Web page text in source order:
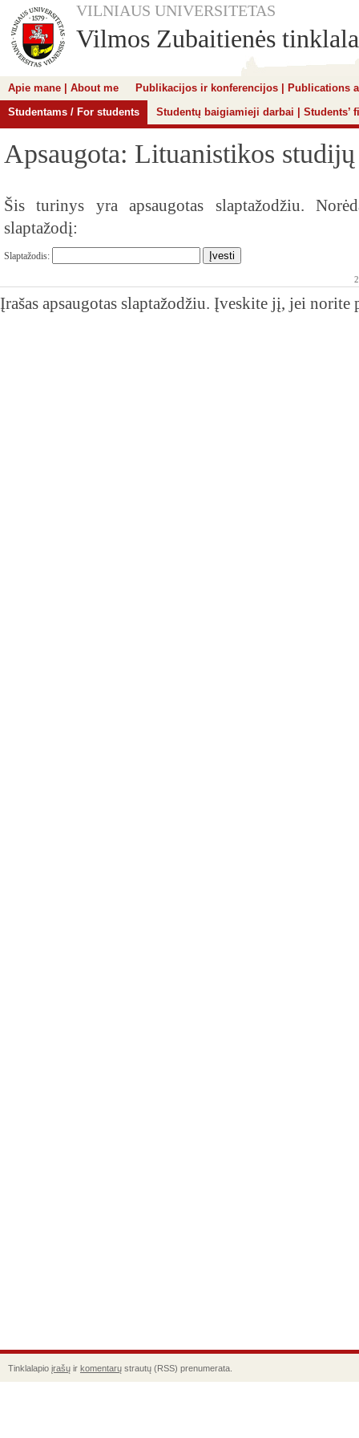
VILNIAUS UNIVERSITETAS
Vilmos Zubaitienės
Apie mane | About me
Publikacijos ir konferencijos | Publications
Studentams / For students
Studentų baigiamieji darbai | Students’
Apsaugota: Lituanistikos
Šis turinys yra apsaugotas slaptažodžiu.
slaptažodį:
Slaptažodis:
Įrašas apsaugotas slaptažodžiu. Įveskite jį, jei norite
Tinklalapio įrašų ir komentarų strautų (RSS) prenumerata.